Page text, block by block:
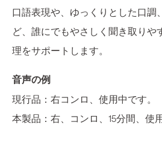
口語表現や、ゆっくりとした口調
ど、誰にでもやさしく聞き取りや
理をサポートします。
音声の例
現行品：右コンロ、使用中です。
本製品：右、コンロ、15分間、使